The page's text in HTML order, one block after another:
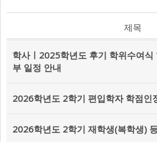
제목
학사ㅣ2025학년도 후기 학위수여식
부 일정 안내
2026학년도 2학기 편입학자 학점인
2026학년도 2학기 재학생(복학생)